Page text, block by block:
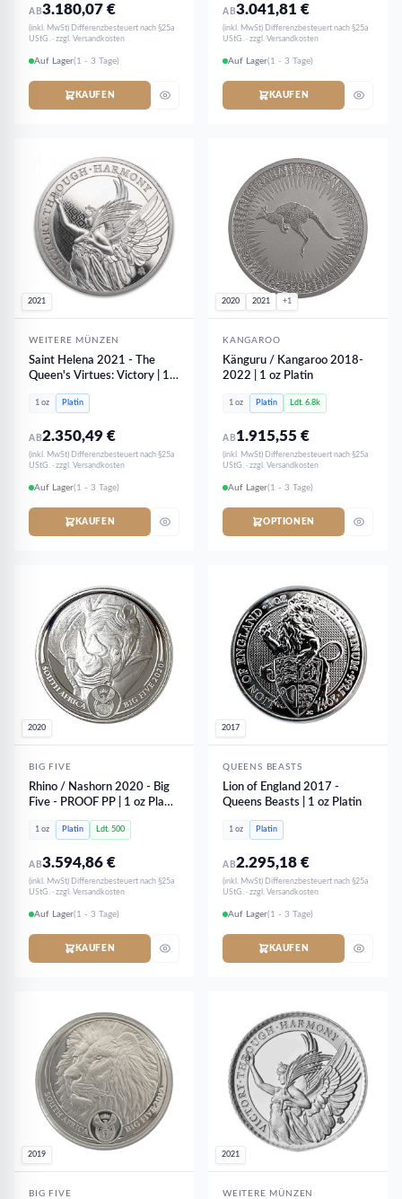
AB3.180,07€
(inkl. MwSt) Differenzbesteuert nach §25a
UStG. · zzgl. Versandkosten
Auf Lager(1 - 3 Tage)
KAUFEN
AB3.041,81€
(inkl. MwSt) Differenzbesteuert nach §25a
UStG. · zzgl. Versandkosten
Auf Lager(1 - 3 Tage)
KAUFEN
2021
WEITERE MÜNZEN
Saint Helena 2021 - The
Queen's Virtues: Victory | 1
oz Platin
1 oz Platin
AB2.350,49€
(inkl. MwSt) Differenzbesteuert nach §25a
UStG. · zzgl. Versandkosten
Auf Lager(1 - 3 Tage)
KAUFEN
2020 2021 +1
KANGAROO
Känguru / Kangaroo 2018-
2022 | 1 oz Platin
1 oz Platin Ldt. 6.8k
AB 1.915,55€
(inkl. MwSt) Differenzbesteuert nach §25a
UStG. · zzgl. Versandkosten
Auf Lager(1 - 3 Tage)
OPTIONEN
2020
BIG FIVE
Rhino / Nashorn 2020 - Big
Five - PROOF PP | 1 oz Platin
- extrem selten
1 oz Platin Ldt. 500
AB3.594,86€
(inkl. MwSt) Differenzbesteuert nach §25a
UStG. · zzgl. Versandkosten
Auf Lager(1 - 3 Tage)
KAUFEN
2017
QUEENS BEASTS
Lion of England 2017 -
Queens Beasts | 1 oz Platin
1 oz Platin
AB2.295,18€
(inkl. MwSt) Differenzbesteuert nach §25a
UStG. · zzgl. Versandkosten
Auf Lager(1 - 3 Tage)
KAUFEN
2019
BIG FIVE
2021
WEITERE MÜNZEN